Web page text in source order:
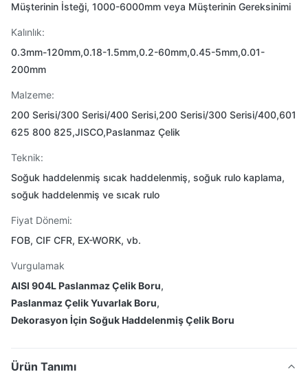
Müşterinin İsteği, 1000-6000mm veya Müşterinin Gereksinimi
Kalınlık:
0.3mm-120mm,0.18-1.5mm,0.2-60mm,0.45-5mm,0.01-
200mm
Malzeme:
200 Serisi/300 Serisi/400 Serisi,200 Serisi/300 Serisi/400,601
625 800 825,JISCO,Paslanmaz Çelik
Teknik:
Soğuk haddelenmiş sıcak haddelenmiş, soğuk rulo kaplama,
soğuk haddelenmiş ve sıcak rulo
Fiyat Dönemi:
FOB, CIF CFR, EX-WORK, vb.
Vurgulamak
AISI 904L Paslanmaz Çelik Boru,
Paslanmaz Çelik Yuvarlak Boru,
Dekorasyon İçin Soğuk Haddelenmiş Çelik Boru
Ürün Tanımı